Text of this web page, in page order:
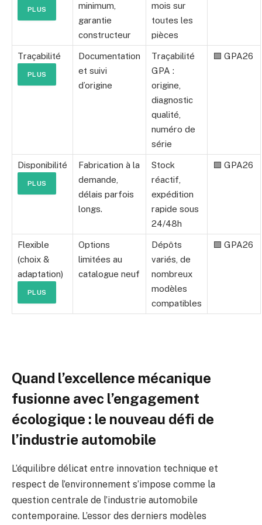
PLUS
minimum,
garantie
constructeur
mois sur
toutes les
pièces
Traçabilité
PLUS
Documentation
et suivi
d’origine
Traçabilité
GPA :
origine,
diagnostic
qualité,
numéro de
série
🟩 GPA26
Disponibilité
PLUS
Fabrication à la
demande,
délais parfois
longs.
Stock
réactif,
expédition
rapide sous
24/48h
🟩 GPA26
Flexible
(choix &
adaptation)
PLUS
Options
limitées au
catalogue neuf
Dépôts
variés, de
nombreux
modèles
compatibles
🟩 GPA26
Quand l’excellence mécanique
fusionne avec l’engagement
écologique : le nouveau défi de
l’industrie automobile
L’équilibre délicat entre innovation technique et
respect de l’environnement s’impose comme la
question centrale de l’industrie automobile
contemporaine. L’essor des derniers modèles